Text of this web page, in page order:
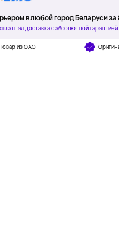
в любой город Беларуси
доставка с абсолютной гарантией
Товар из ОАЭ